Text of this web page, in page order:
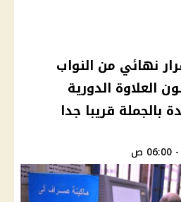
نهائي من النواب
الدورية
بالجملة قريبا جدا